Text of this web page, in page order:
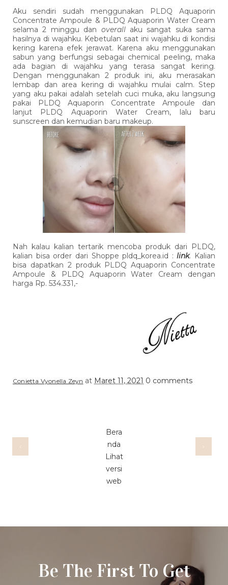
Aku sendiri sudah menggunakan PLDQ Aquaporin
Concentrate Ampoule & PLDQ Aquaporin Water Cream
selama 2 minggu dan overallaku sangat suka sama
hasilnya di wajahku. Kebetulan saat ini wajahku di kondisi
kering karena efek jerawat. Karena aku menggunakan
sabun yang berfungsi sebagai chemical peeling, maka
ada bagian di wajahku yang terasa sangat kering.
Dengan menggunakan 2 produk ini, aku merasakan
lembap dan area kering di wajahku mulai calm. Step
yang aku pakai adalah setelah cuci muka, aku langsung
pakai PLDQ Aquaporin Concentrate Ampoule dan
lanjut PLDQ Aquaporin Water Cream, lalu baru
sunscreen dan kemudian baru makeup.
Nah kalau kalian tertarik mencoba produk dari PLDQ,
kalian bisa order dari Shoppe pldq_korea.id :link. Kalian
bisa dapatkan 2 produk PLDQ Aquaporin Concentrate
Ampoule & PLDQ Aquaporin Water Cream dengan
harga Rp. 534.331,-
Conietta Vyonella Zeyn at Maret 11, 2021 0 comments
‹ ›
Bera
nda
Lihat
versi
web
Be The First To Get